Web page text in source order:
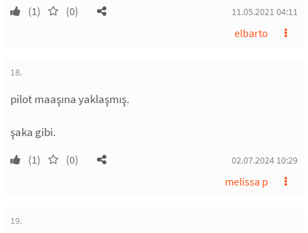
(1) (0) 11.05.2021 04:11
elbarto
18.
pilot maaşına yaklaşmış.
şaka gibi.
(1) (0) 02.07.2024 10:29
melissa p
19.